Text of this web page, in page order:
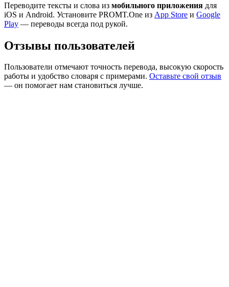
Переводите тексты и слова из мобильного приложения для
iOS и Android. Установите PROMT.One из App Store и Google
Play — переводы всегда под рукой.
Отзывы пользователей
Пользователи отмечают точность перевода, высокую скорость
работы и удобство словаря с примерами. Оставьте свой отзыв
— он помогает нам становиться лучше.